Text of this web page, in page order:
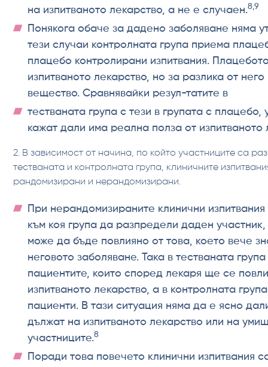
на изпитваното лекарство, а не е случаен.8,9
Понякога обаче за дадено заболяване няма
тези случаи контролната група приема
плацебо контролирани изпитвания.
изпитваното лекарство, но за разлика от
вещество. Сравнявайки резул-татите в
тестваната група с тези в групата с плацебо,
кажат дали има реална полза от изпитваното
2. В зависимост от начина, по който участниците са
тестваната и контролната група, клиничните
рандомизирани и нерандомизирани.
При нерандомизираните клинични
към коя група да разпредели даден
може да бъде повлияно от това, което вече
неговото заболяване. Така в тестваната
пациентите, които според лекаря ще се
изпитваното лекарство, а в контролната
пациенти. В тази ситуация няма да е ясно
дължат на изпитваното лекарство или на
участниците.8
Поради това повечето клинични изпитвания